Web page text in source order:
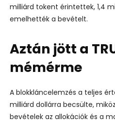
milliárd tokent érintettek, 1,4
emelhették a bevételt.
Aztán jött a
mémérme
A blokkláncelemzés a teljes
milliárd dollárra becsülte,
bevételek az allokációk és a